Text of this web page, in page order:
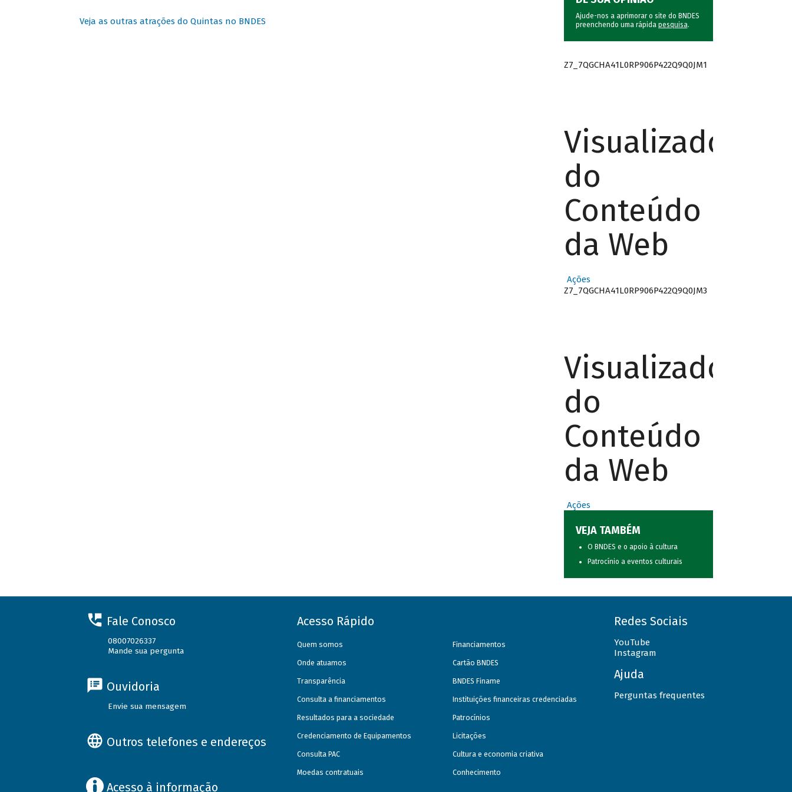
Veja as outras atrações do Quintas no BNDES
Ajude-nos a aprimorar o site do BNDES
preenchendo uma rápida pesquisa.
Z7_7QGCHA41L0RP906P422Q9Q0JM1
Visualizador
do
Conteúdo
da Web
Ações
Z7_7QGCHA41L0RP906P422Q9Q0JM3
Visualizador
do
Conteúdo
da Web
Ações
VEJA TAMBÉM
O BNDES e o apoio à cultura
Patrocínio a eventos culturais
Fale Conosco
08007026337
Mande sua pergunta
Ouvidoria
Envie sua mensagem
Outros telefones e endereços
Acesso à informação
Acesso Rápido
Quem somos
Onde atuamos
Transparência
Consulta a financiamentos
Resultados para a sociedade
Credenciamento de Equipamentos
Consulta PAC
Moedas contratuais
Financiamentos
Cartão BNDES
BNDES Finame
Instituições financeiras credenciadas
Patrocínios
Licitações
Cultura e economia criativa
Conhecimento
Redes Sociais
YouTube
Instagram
Ajuda
Perguntas frequentes